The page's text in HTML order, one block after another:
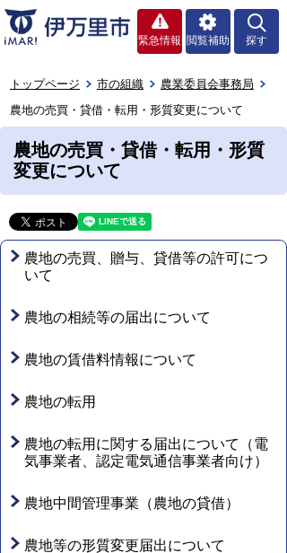
緊急情報 閲覧補助 探す
トップページ 市の組織
農業委員会事務局
農地の売買・貸借・転用・形質変更について
農地の売買・貸借・転用・形質
変更について
農地の売買、贈与、貸借等の許可につ
いて
農地の相続等の届出について
農地の賃借料情報について
農地の転用
農地の転用に関する届出について（電
気事業者、認定電気通信事業者向け）
農地中間管理事業（農地の貸借）
農地等の形質変更届出について